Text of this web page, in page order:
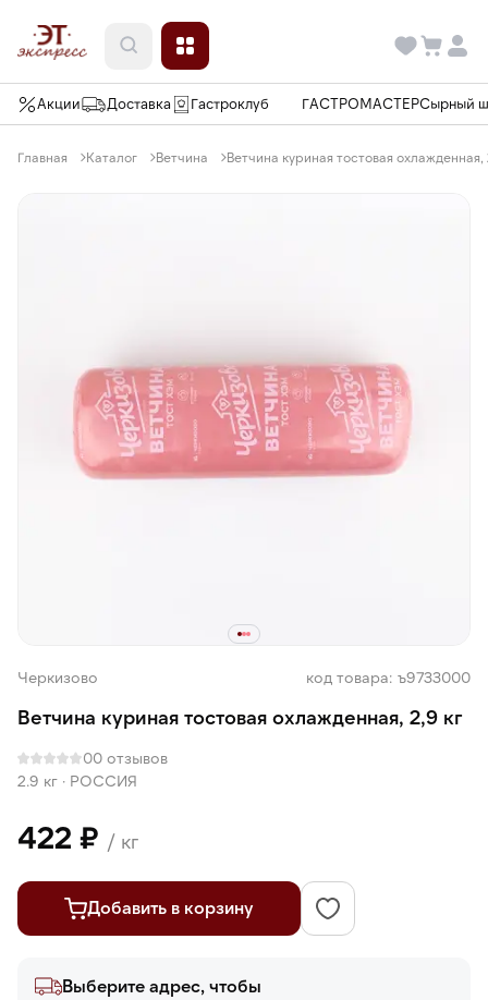
Акции Доставка Гастроклуб ГАСТРОМАСТЕРСырный
Главная Каталог Ветчина Ветчина куриная тостовая охлажденная,
Черкизово код товара: ъ9733000
Ветчина куриная тостовая охлажденная, 2,9 кг
00 отзывов
2.9 кг · РОССИЯ
422 ₽ / кг
Добавить в корзину
Выберите адрес, чтобы